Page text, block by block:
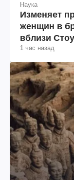
Наука
Изменяет
женщин в
вблизи
(фото)
1 час назад